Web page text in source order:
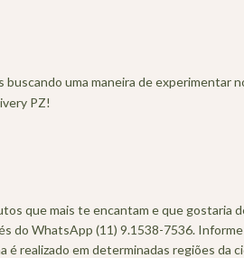
uma maneira de experimentar
PZ!
que mais te encantam e que gostaria
do WhatsApp (11) 9.1538-7536.
realizado em determinadas regiões da